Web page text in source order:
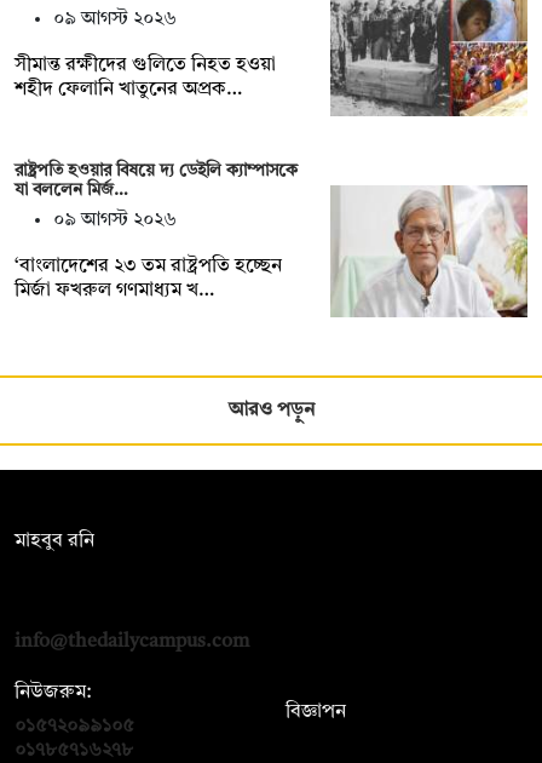
০৯ আগস্ট ২০২৬
সীমান্ত রক্ষীদের গুলিতে নিহত হওয়া
শহীদ ফেলানি খাতুনের অপ্রক…
রাষ্ট্রপতি হওয়ার বিষয়ে দ্য ডেইলি ক্যাম্পাসকে
যা বললেন মির্জ…
০৯ আগস্ট ২০২৬
‘বাংলাদেশের ২৩ তম রাষ্ট্রপতি হচ্ছেন
মির্জা ফখরুল গণমাধ্যম খ…
আরও পড়ুন
মাহবুব রনি
info@thedailycampus.com
নিউজরুম:
০১৫৭২০৯৯১০৫
০১৭৮৫৭১৬২৭৮
বিজ্ঞাপন